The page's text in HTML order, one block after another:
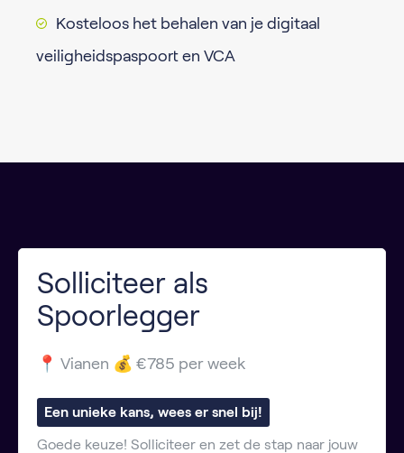
Kosteloos het behalen van je digitaal
veiligheidspaspoort en VCA
Solliciteer als
Spoorlegger
📍 Vianen 💰 €785 per week
Een unieke kans, wees er snel bij!
Goede keuze! Solliciteer en zet de stap naar jouw